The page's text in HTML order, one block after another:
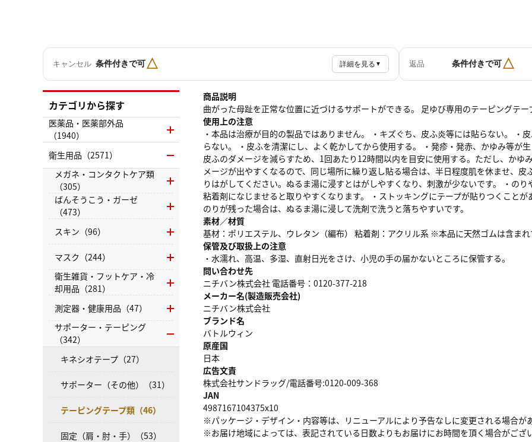
キャンセル 条件付きで可△ 詳細を見る ▼ 返品 条件付きで可△
商品説明
曲がった母趾を正常な位置に近づけるサポートができる。 足ゆび専用のテーピングテー
使用上の注意
・本品は治療が目的の製品ではありません。 ・キズぐち、皮ふ炎等には貼らない。 ・
らない。 ・皮ふを清潔にし、よく乾かしてから使用する。 ・発疹・発赤、かゆみ等が
皮ふのダメージを減らすため、1回あたり12時間以内を目安に使用する。ただし、か
メージが出やすくなるので、同じ場所に繰り返し貼る場合は、半日程度肌を休ませ、
りはがしてください。ぬるま湯に浸すとはがしやすくなり、刺激が少ないです。 ・の
粘着剤になじませると取りやすくなります。 ・ストッキングにテープが貼りつくこと
のりが残った場合は、ぬるま湯に浸して洗剤で洗うと落ちやすいです。
素材／材質
基材：ポリエステル、ウレタン（編布） 粘着剤：アクリル系 ※本品に天然ゴムは含まれ
保管及び取扱上の注意
・水濡れ、高温、多湿、直射日光をさけ、小児の手の届かないところに保管する。
問い合わせ先
ニチバン株式会社 電話番号：0120-377-218
メーカー名(製造販売会社)
ニチバン株式会社
ブランド名
バトルウィン
原産国
日本
広告文責
株式会社サンドラッグ/電話番号:0120-009-368
JAN
4987167104375x10
※パッケージ・デザイン・内容等は、リニューアルにより予告なしに変更される場合が
※お届け地域によっては、表記されている日数よりもお届けにお時間を頂く場合がござい
カテゴリから探す
医薬品・医薬部外品
（1940）
衛生用品（2571）
メガネ・コンタクトケア類
（305）
ばんそうこう・ガーゼ
（473）
スキン（96）
マスク（244）
衛生雑貨・フットケア・冷
却用品（281）
測定器・健康用品（47）
サポーター・テーピング
（342）
キネシオテープ（27）
サポーター（その他）（31）
テーピングテープ類（46）
固定（肩・肘・手）（53）